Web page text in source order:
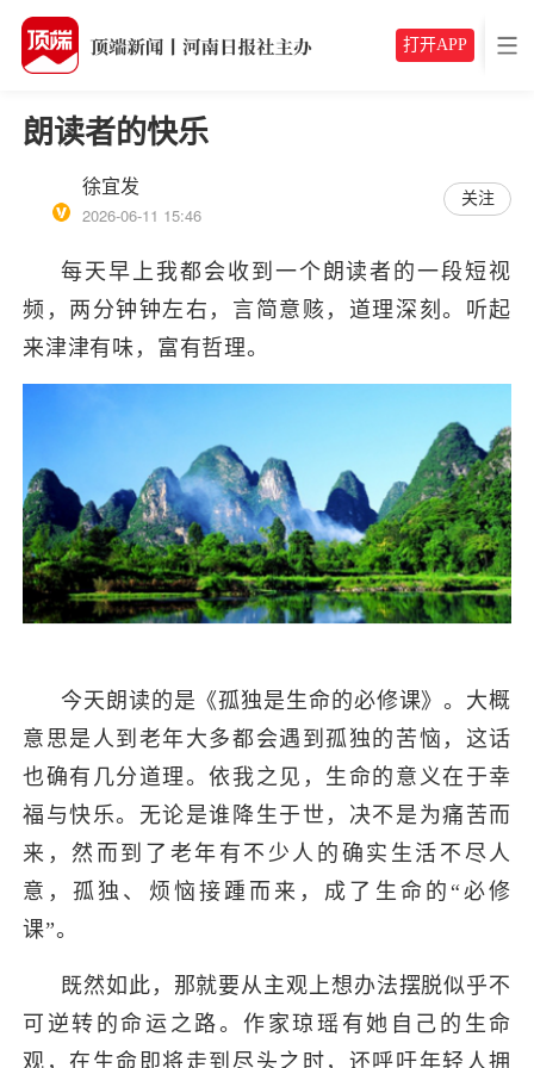
打开APP
朗读者的快乐
徐宜发
2026-06-11 15:46
关注
每天早上我都会收到一个朗读者的一段短视
频，两分钟钟左右，言简意赅，道理深刻。听起
来津津有味，富有哲理。
今天朗读的是《孤独是生命的必修课》。大概
意思是人到老年大多都会遇到孤独的苦恼，这话
也确有几分道理。依我之见，生命的意义在于幸
福与快乐。无论是谁降生于世，决不是为痛苦而
来，然而到了老年有不少人的确实生活不尽人
意，孤独、烦恼接踵而来，成了生命的 “必修
课”。
既然如此，那就要从主观上想办法摆脱似乎不
可逆转的命运之路。作家琼瑶有她自己的生命
观，在生命即将走到尽头之时，还呼吁年轻人拥